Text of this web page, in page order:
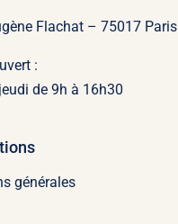
Flachat – 75017 Paris
:
de 9h à 16h30
générales